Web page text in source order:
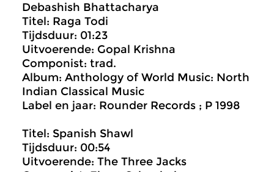
Debashish Bhattacharya
Titel: Raga Todi
Tijdsduur: 01:23
Uitvoerende: Gopal Krishna
Componist: trad.
Album: Anthology of World Music: North
Indian Classical Music
Label en jaar: Rounder Records ; P 1998
Titel: Spanish Shawl
Tijdsduur: 00:54
Uitvoerende: The Three Jacks